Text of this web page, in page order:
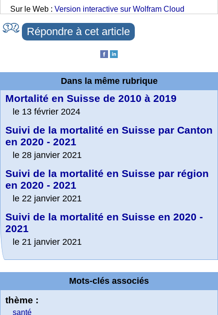
Sur le Web : Version interactive sur Wolfram Cloud
Répondre à cet article
Dans la même rubrique
Mortalité en Suisse de 2010 à 2019
le 13 février 2024
Suivi de la mortalité en Suisse par Canton
en 2020 - 2021
le 28 janvier 2021
Suivi de la mortalité en Suisse par région
en 2020 - 2021
le 22 janvier 2021
Suivi de la mortalité en Suisse en 2020 -
2021
le 21 janvier 2021
Mots-clés associés
thème :
santé